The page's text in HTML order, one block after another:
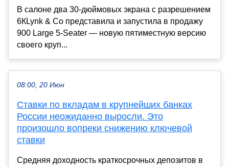
В салоне два 30-дюймовых экрана с разрешением
6КLynk & Co представила и запустила в продажу
900 Large 5-Seater — новую пятиместную версию
своего круп...
08:00, 20 Июн
Ставки по вкладам в крупнейших банках
России неожиданно выросли. Это
произошло вопреки снижению ключевой
ставки
Средняя доходность краткосрочных депозитов в